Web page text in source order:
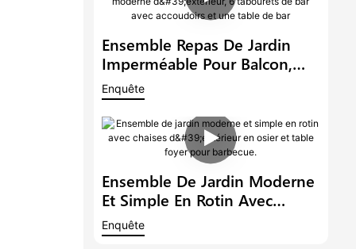
Ensemble Repas De Jardin
Imperméable Pour Balcon,
Grand Fauteuil, Mobilier
D'hôtel Moderne D'extérieur,
6 Tabourets De Bar Avec
Accoudoirs Et Une Table De
Enquête
Ensemble De Jardin Moderne
Et Simple En Rotin Avec
Chaises D'extérieur En Osier
Et Table Foyer Pour Barbecue.
Enquête